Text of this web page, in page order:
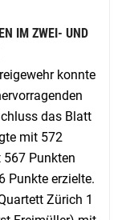
IM ZWEI- UND
konnte
das Blatt
mit 572
Punkten
Punkte erzielte.
Zürich 1